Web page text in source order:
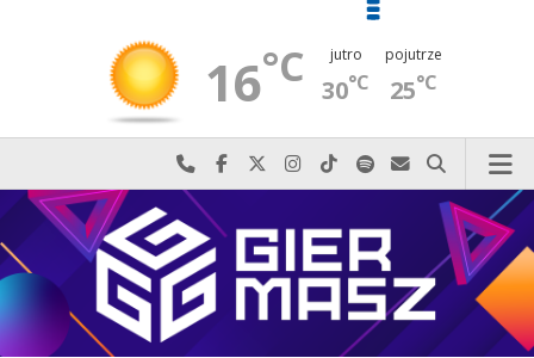
16°C jutro
30°C
pojutrze
25°C
Najlepiej po prostu do nas zadzwoń
Odwiedź nas na Facebook-u
Odwiedź nas na X
Odwiedź nas na Instagram-ie
Odwiedź nas na TikTok-u
Szukaj nas na Spotify
Wyślij do nas
Szukaj